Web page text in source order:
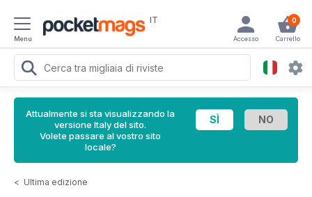
Menu
IT 0
Carrello
Accesso
Attualmente si sta visualizzando la
versione Italy del sito.
Volete passare al vostro sito
locale?
< Ultima edizione